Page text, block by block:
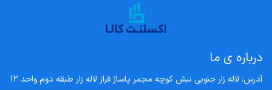
درباره ی ما
آدرس: لاله زار جنوبی نبش کوچه مجمر پاساژ فراز لاله زار طبقه دوم واحد 12